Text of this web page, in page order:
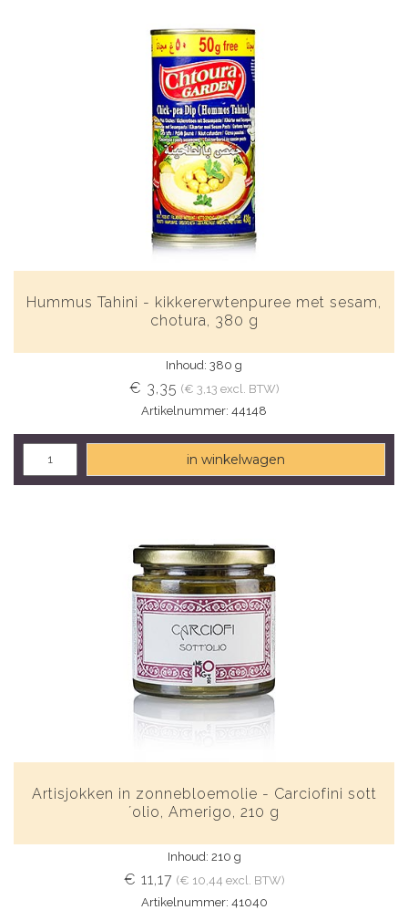
Hummus Tahini - kikkererwtenpuree met sesam,
chotura, 380 g
Inhoud: 380 g
€ 3,35 (€ 3,13 excl. BTW)
Artikelnummer: 44148
in winkelwagen
Artisjokken in zonnebloemolie - Carciofini sott
´olio, Amerigo, 210 g
Inhoud: 210 g
€ 11,17 (€ 10,44 excl. BTW)
Artikelnummer: 41040